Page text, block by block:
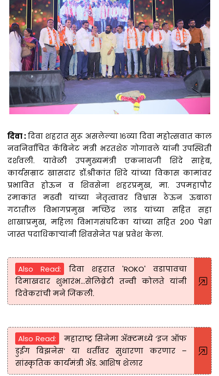
दिवा :दिवा शहरात सुरू असलेल्या १६व्या दिवा महोत्सवात काल
नवनिर्वाचित कॅबिनेट मंत्री भरतशेठ गोगावले यांनी उपस्थिती
दर्शवली. यावेळी उपमुख्यमंत्री एकनाथजी शिंदे साहेब,
कार्यसम्राट खासदार डॉ.श्रीकांत शिंदे यांच्या विकास कामांवर
प्रभावित होऊन व शिवसेना शहरप्रमुख, मा. उपमहापौर
रमाकांत मढवी यांच्या नेतृत्वावर विश्वास ठेऊन ऊबाठा
गटातील विभागप्रमुख मच्छिंद्र लाड यांच्या सहित सहा
शाखाप्रमुख, महिला विभागसंघटिका यांच्या सहित २०० पेक्षा
जास्त पदाधिकाऱ्यांनी शिवसेनेत पक्ष प्रवेश केला.
Also Read:
दिवा शहरात 'ROKO' वडापावचा
दिमाखदार शुभारंभ...सेलिब्रेटी तन्वी कोलते यांनी
दिवेकरांची मने जिंकली.
Also Read:
महाराष्ट्र सिनेमा ॲक्टमध्ये ‘इज ऑफ
डुईंग बिझनेस’ या धर्तीवर सुधारणा करणार –
सांस्कृतिक कार्यमंत्री ॲड. आशिष शेलार